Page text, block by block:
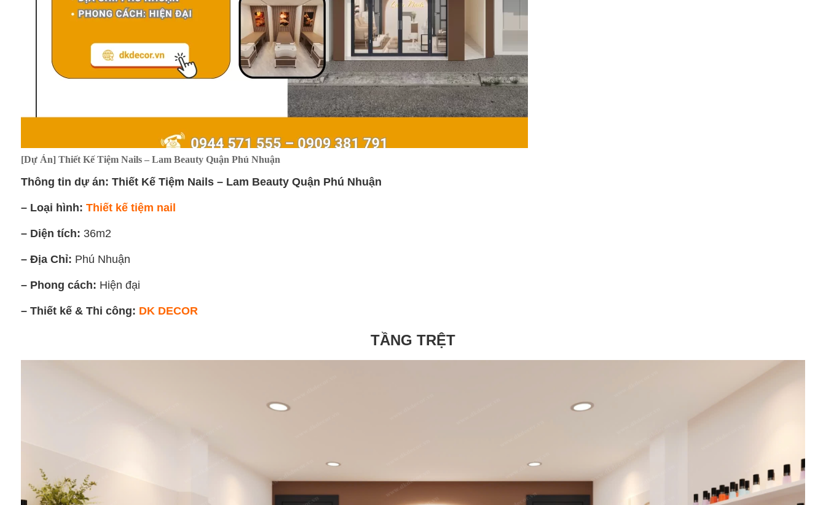
[Dự Án] Thiết Kế Tiệm Nails – Lam Beauty Quận Phú Nhuận
Thông tin dự án: Thiết Kế Tiệm Nails – Lam Beauty Quận Phú Nhuận
– Loại hình: Thiết kế tiệm nail
– Diện tích: 36m2
– Địa Chỉ: Phú Nhuận
– Phong cách: Hiện đại
– Thiết kế & Thi công: DK DECOR
TẦNG TRỆT